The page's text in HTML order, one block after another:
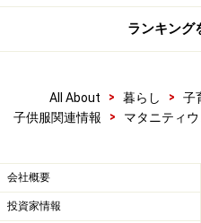
ランキング
All About > 暮らし > 子
子供服関連情報
> マタニティ
会社概要
投資家情報